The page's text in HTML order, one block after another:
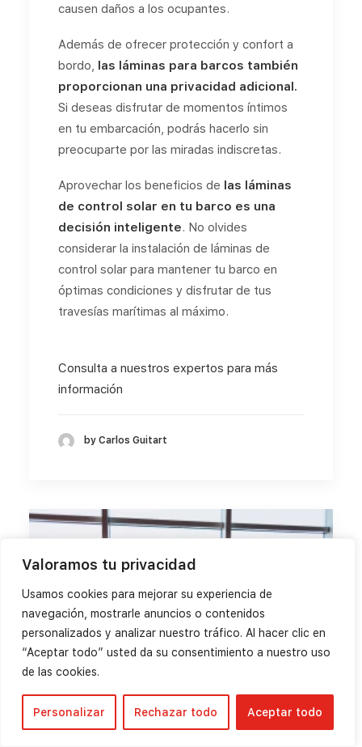
Valoramos tu privacidad
Usamos cookies para mejorar su experiencia de
navegación, mostrarle anuncios o contenidos
personalizados y analizar nuestro tráfico. Al hacer clic en
“Aceptar todo” usted da su consentimiento a nuestro uso
de las cookies.
Personalizar Rechazar todo Aceptar todo
causen daños a los ocupantes.
Además de ofrecer protección y confort a
bordo, las láminas para barcos también
proporcionan una privacidad adicional.
Si deseas disfrutar de momentos íntimos
en tu embarcación, podrás hacerlo sin
preocuparte por las miradas indiscretas.
Aprovechar los beneficios de las láminas
de control solar en tu barco es una
decisión inteligente. No olvides
considerar la instalación de láminas de
control solar para mantener tu barco en
óptimas condiciones y disfrutar de tus
travesías marítimas al máximo.
Consulta a nuestros expertos para más
información
by Carlos Guitart